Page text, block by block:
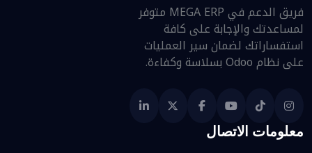
فريق الدعم في MEGA ERP متوفر
لمساعدتك والإجابة على كافة
استفساراتك لضمان سير العمليات
على نظام Odoo بسلاسة وكفاءة.
معلومات الاتصال